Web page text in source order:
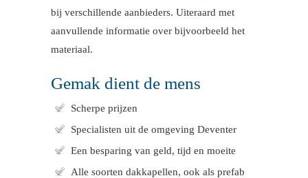
bij verschillende aanbieders. Uiteraard met
aanvullende informatie over bijvoorbeeld het
materiaal.
Gemak dient de mens
Scherpe prijzen
Specialisten uit de omgeving Deventer
Een besparing van geld, tijd en moeite
Alle soorten dakkapellen, ook als prefab